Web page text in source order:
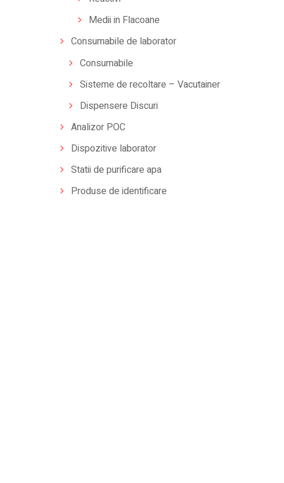
Medii in Flacoane
Consumabile de laborator
Consumabile
Sisteme de recoltare – Vacutainer
Dispensere Discuri
Analizor POC
Dispozitive laborator
Statii de purificare apa
Produse de identificare